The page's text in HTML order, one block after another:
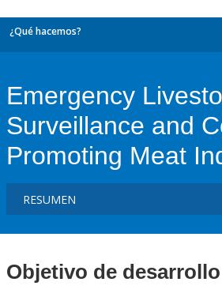
¿Qué hacemos?
Emergency
Surveillance and
Promoting Meat
Objetivo de desarrollo